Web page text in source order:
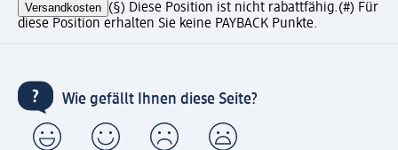
Versandkosten (§) Diese Position ist nicht rabattfähig.(#) Für
diese Position erhalten Sie keine PAYBACK Punkte.
Wie gefällt Ihnen diese Seite?